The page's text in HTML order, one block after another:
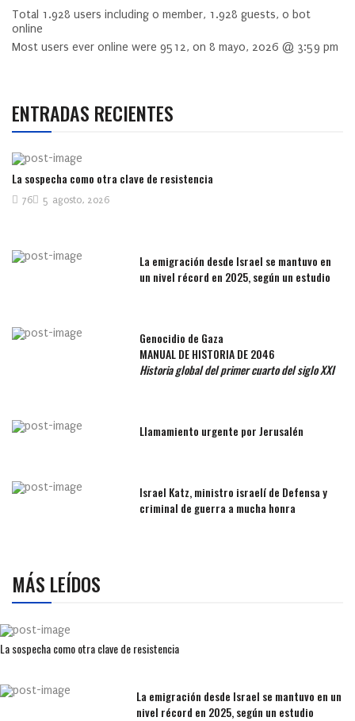
Total 1.928 users including 0 member, 1.928 guests, 0 bot
online
Most users ever online were 9512, on 8 mayo, 2026 @ 3:59 pm
ENTRADAS RECIENTES
La sospecha como otra clave de resistencia
5 agosto, 2026
76
La emigración desde Israel se mantuvo en
un nivel récord en 2025, según un estudio
Genocidio de Gaza
MANUAL DE HISTORIA DE 2046
Historia global del primer cuarto del siglo XXI
Llamamiento urgente por Jerusalén
Israel Katz, ministro israelí de Defensa y
criminal de guerra a mucha honra
MÁS LEÍDOS
La sospecha como otra clave de resistencia
La emigración desde Israel se mantuvo en un
nivel récord en 2025, según un estudio